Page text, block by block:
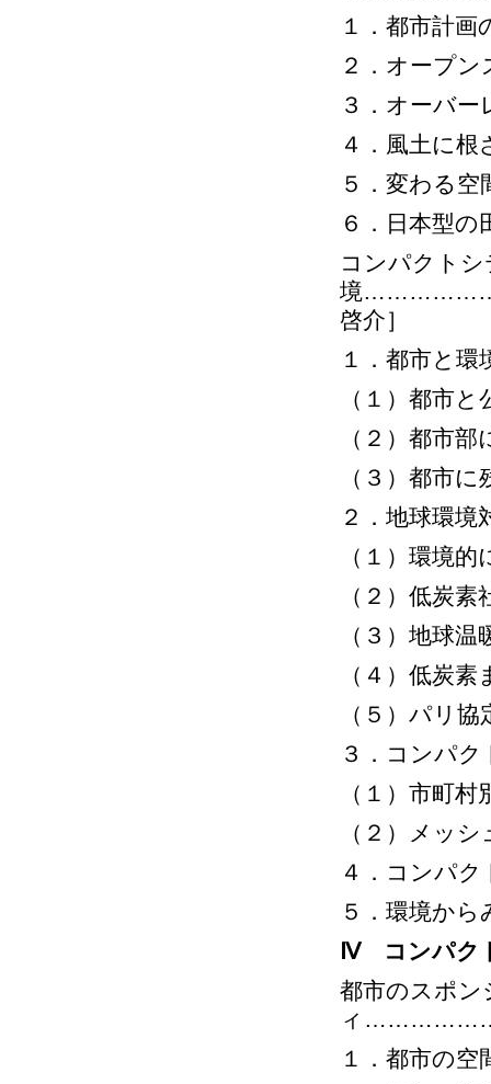
１．都市計画
２．オープ
３．オーバ
４．風土に根
５．変わる
６．日本型の
コンパクト
境
啓介］
１．都市と環
（１）都市と
（２）都市
（３）都市
２．地球環
（１）環境
（２）低炭素
（３）地球
（４）低炭
（５）パリ協
３．コンパ
（１）市町
（２）メッ
４．コンパ
５．環境か
Ⅳ コンパク
都市のスポン
ィ
１．都市の